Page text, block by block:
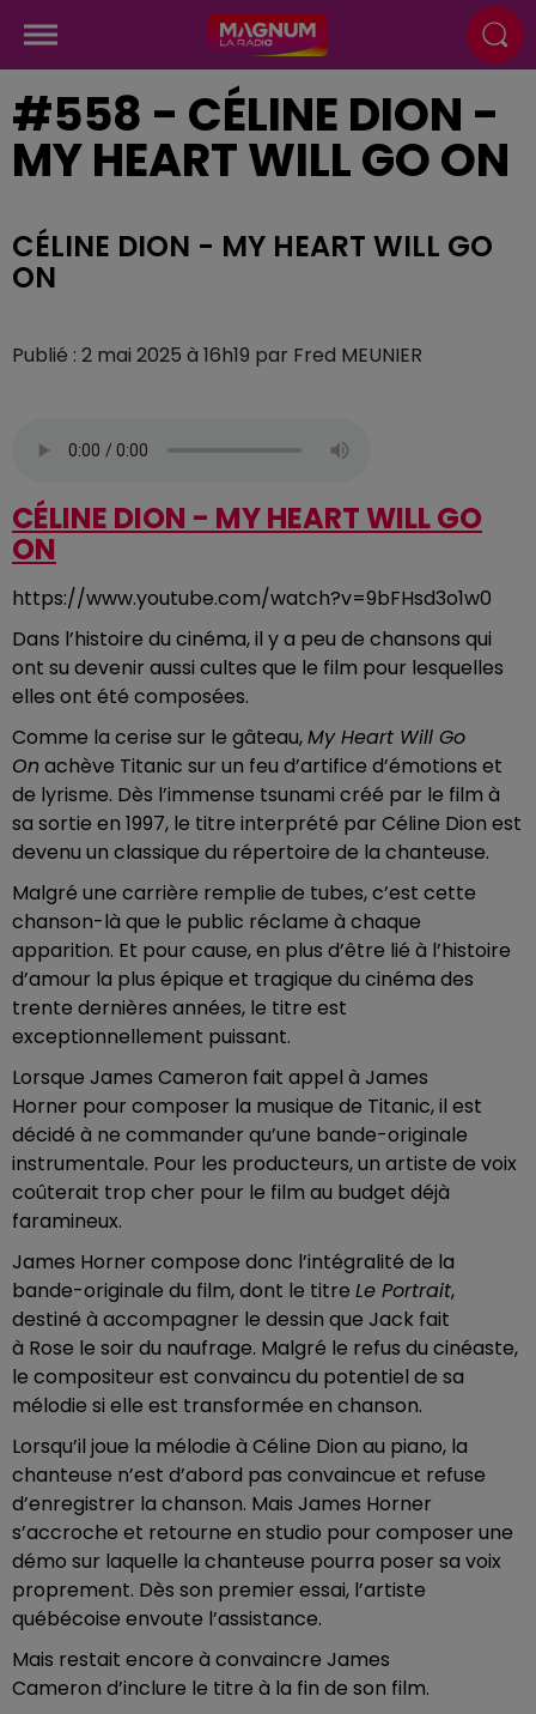
#558 - CÉLINE DION -
MY HEART WILL GO ON
CÉLINE DION - MY HEART WILL GO
ON
Publié : 2 mai 2025 à 16h19 par Fred MEUNIER
CÉLINE DION - MY HEART WILL GO
ON
https://www.youtube.com/watch?v=9bFHsd3o1w0
Dans l’histoire du cinéma, il y a peu de chansons qui
ont su devenir aussi cultes que le film pour lesquelles
elles ont été composées.
Comme la cerise sur le gâteau,My Heart Will Go
Onachève Titanic sur un feu d’artifice d’émotions et
de lyrisme. Dès l’immense tsunami créé par le film à
sa sortie en 1997, le titre interprété par Céline Dion est
devenu un classique du répertoire de la chanteuse.
Malgré une carrière remplie de tubes, c’est cette
chanson-là que le public réclame à chaque
apparition. Et pour cause, en plus d’être lié à l’histoire
d’amour la plus épique et tragique du cinéma des
trente dernières années, le titre est
exceptionnellement puissant.
Lorsque James Cameron fait appel à James
Horner pour composer la musique de Titanic, il est
décidé à ne commander qu’une bande-originale
instrumentale. Pour les producteurs, un artiste de voix
coûterait trop cher pour le film au budget déjà
faramineux.
James Horner compose donc l’intégralité de la
bande-originale du film, dont le titre Le Portrait,
destiné à accompagner le dessin que Jack fait
à Rose le soir du naufrage. Malgré le refus du cinéaste,
le compositeur est convaincu du potentiel de sa
mélodie si elle est transformée en chanson.
Lorsqu’il joue la mélodie à Céline Dion au piano, la
chanteuse n’est d’abord pas convaincue et refuse
d’enregistrer la chanson. Mais James Horner
s’accroche et retourne en studio pour composer une
démo sur laquelle la chanteuse pourra poser sa voix
proprement. Dès son premier essai, l’artiste
québécoise envoute l’assistance.
Mais restait encore à convaincre James
Cameron d’inclure le titre à la fin de son film.